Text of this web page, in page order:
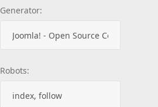
Generator:
Robots: